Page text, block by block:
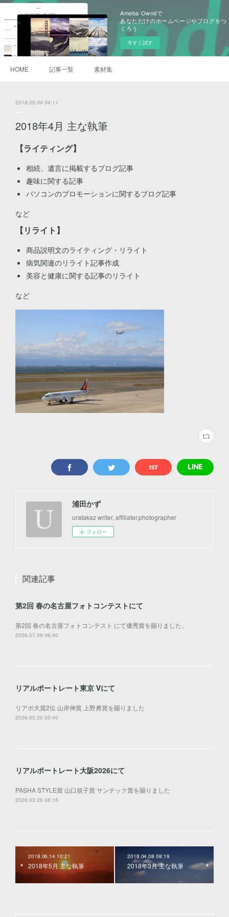
Ameba Owndで
あなただけのホームページやブログをつ
くろう
今すぐ試す
HOME 記事一覧 素材集
2018.05.04 04:11
2018年4月 主な執筆
【ライティング】
相続、遺言に掲載するブログ記事
趣味に関する記事
パソコンのプロモーションに関するブログ記事
など
【リライト】
商品説明文のライティング・リライト
病気関連のリライト記事作成
美容と健康に関する記事のリライト
など
浦田かず
uratakaz writer, affiliater,photographer
フォロー
関連記事
第2回 春の名古屋フォトコンテストにて
第2回 春の名古屋フォトコンテスト にて優秀賞を賜りました。
2026.07.09 06:40
リアルポートレート東京 Ⅴにて
リアポ大賞2位 山岸伸賞 上野勇賞を賜りました
2026.05.20 03:40
リアルポートレート大阪2026にて
PASHA STYLE賞 山口規子賞 サンテック賞を賜りました
2026.03.26 08:15
2018.06.14 10:21
2018年5月 主な執筆
2018.04.08 08:19
2018年3月 主な執筆